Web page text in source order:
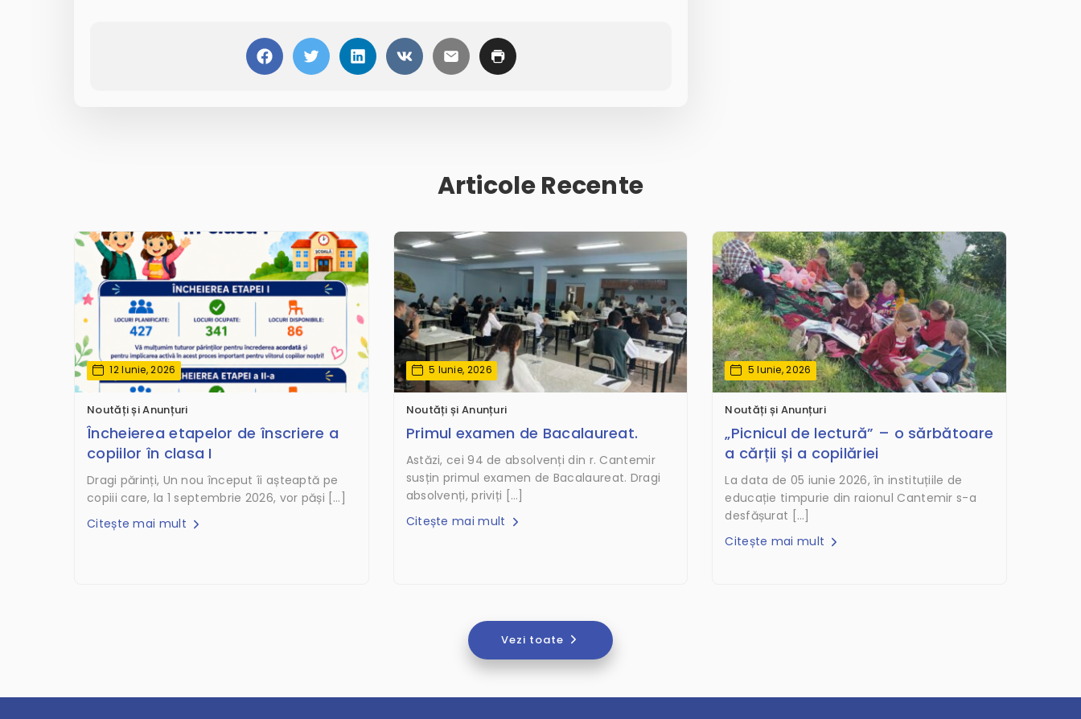
Articole Recente
12 Iunie, 2026
Noutăți și Anunțuri
Încheierea etapelor de înscriere a
copiilor în clasa I
Dragi părinți, Un nou început îi așteaptă pe
copiii care, la 1 septembrie 2026, vor păși […]
Citește mai mult
5 Iunie, 2026
Noutăți și Anunțuri
Primul examen de Bacalaureat.
Astăzi, cei 94 de absolvenți din r. Cantemir
susțin primul examen de Bacalaureat. Dragi
absolvenți, priviți […]
Citește mai mult
5 Iunie, 2026
Noutăți și Anunțuri
„Picnicul de lectură” – o sărbătoare
a cărții și a copilăriei
La data de 05 iunie 2026, în instituțiile de
educație timpurie din raionul Cantemir s-a
desfășurat […]
Citește mai mult
Vezi toate